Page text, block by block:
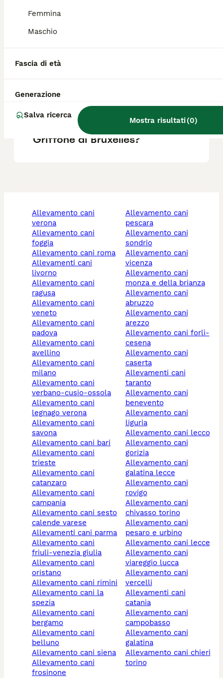
Femmina
Maschio
Fascia di età
Generazione
Salva ricerca
Mostra risultati(0)
Qual è la taglia del Griffon
Bleu de Gascogne?
Bleu de Gascogne?
Quali sono i difetti del
Griffone di Bruxelles?
allevamento cani
verona
allevamento cani
foggia
allevamento cani roma
allevamenti cani
livorno
allevamento cani
ragusa
allevamento cani
veneto
allevamento cani
padova
allevamento cani
avellino
allevamento cani
milano
allevamento cani
verbano-cusio-ossola
allevamento cani
legnago verona
allevamento cani
savona
allevamento cani bari
allevamento cani
trieste
allevamento cani
catanzaro
allevamento cani
campania
allevamento cani sesto
calende varese
allevamenti cani parma
allevamento cani
friuli-venezia giulia
allevamento cani
oristano
allevamento cani rimini
allevamento cani la
spezia
allevamento cani
bergamo
allevamento cani
belluno
allevamento cani siena
allevamento cani
frosinone
allevamento cani
pescara
allevamento cani
sondrio
allevamento cani
vicenza
allevamento cani
monza e della brianza
allevamento cani
abruzzo
allevamento cani
arezzo
allevamento cani forlì-
cesena
allevamento cani
caserta
allevamenti cani
taranto
allevamento cani
benevento
allevamento cani
liguria
allevamento cani lecco
allevamento cani
gorizia
allevamento cani
galatina lecce
allevamento cani
rovigo
allevamento cani
chivasso torino
allevamento cani
pesaro e urbino
allevamento cani lecce
allevamento cani
viareggio lucca
allevamento cani
vercelli
allevamenti cani
catania
allevamento cani
campobasso
allevamento cani
galatina
allevamento cani chieri
torino